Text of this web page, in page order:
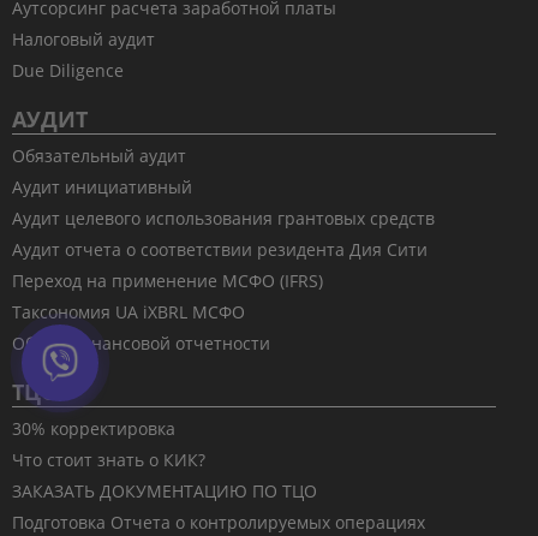
Аутсорсинг расчета заработной платы
Налоговый аудит
Due Diligence
АУДИТ
Обязательный аудит
Аудит инициативный
Аудит целевого использования грантовых средств
Аудит отчета о соответствии резидента Дия Сити
Переход на применение МСФО (IFRS)
Таксономия UA iXBRL МСФО
Обзор финансовой отчетности
ТЦО
30% корректировка
Что стоит знать о КИК?
ЗАКАЗАТЬ ДОКУМЕНТАЦИЮ ПО ТЦО
Подготовка Отчета о контролируемых операциях